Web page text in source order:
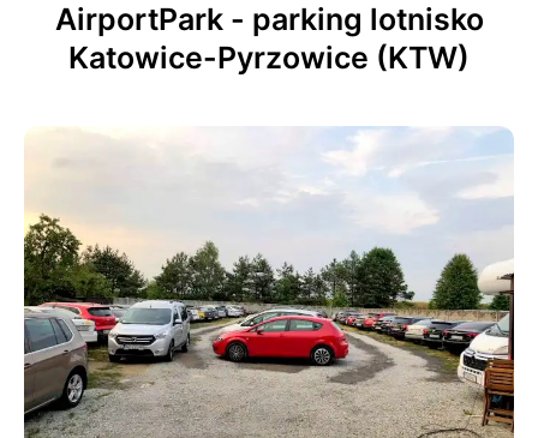
AirportPark - parking lotnisko
Katowice-Pyrzowice (KTW)